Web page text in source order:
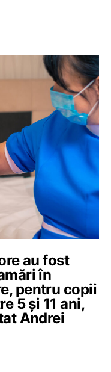
au fost
în
pentru copii
5 şi 11 ani,
Andrei